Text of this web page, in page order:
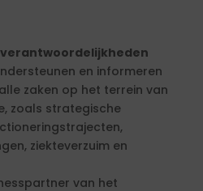
en informeren
zaken op het terrein van
zoals strategische
ziekteverzuim en
van het